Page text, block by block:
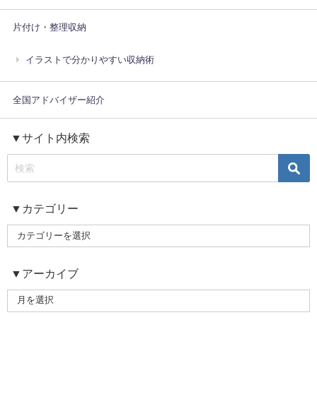
片付け・整理収納
イラストで分かりやすい収納術
全国アドバイザー紹介
▼サイト内検索
▼カテゴリー
▼アーカイブ